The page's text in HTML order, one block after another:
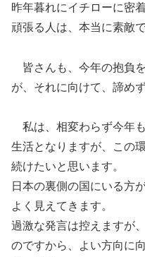
昨年暮れにイチローに密
頑張る人は、本当に素敵で
皆さんも、今年の抱負
が、それに向けて、諦め
私は、相変わらず今年
生活となりますが、この
続けたいと思います。
日本の裏側の国にいる方
よく見えてきます。
過激な発言は控えますが
のですから、よい方向に